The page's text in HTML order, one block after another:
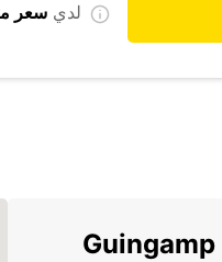
لدي سعر